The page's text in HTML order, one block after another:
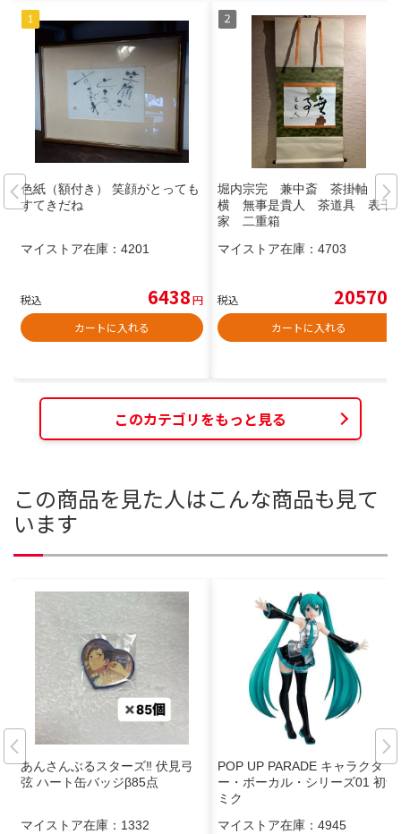
色紙（額付き） 笑顔がとっても
すてきだね
マイストア在庫： 4201
税込 6438円
カートに入れる
堀内宗完 兼中斎 茶掛軸
横 無事是貴人 茶道具 表千
家 二重箱
マイストア在庫： 4703
税込 20570
カートに入れる
このカテゴリをもっと見る
この商品を見た人はこんな商品も見て
います
あんさんぶるスターズ‼︎ 伏見弓
弦 ハート缶バッジβ85点
マイストア在庫： 1332
POP UP PARADE キャラクタ
ー・ボーカル・シリーズ01 初音
ミク
マイストア在庫： 4945